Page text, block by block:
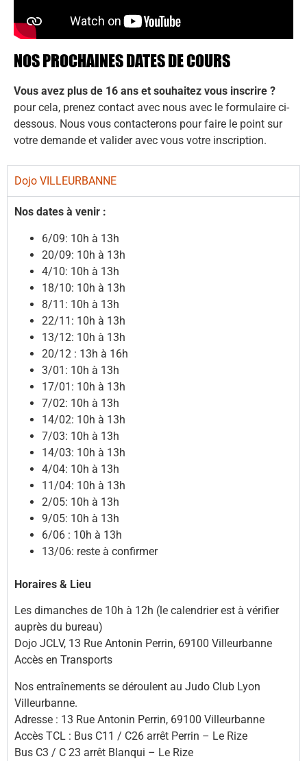
NOS PROCHAINES DATES DE COURS
Vous avez plus de 16 ans et souhaitez vous inscrire ?
pour cela, prenez contact avec nous avec le formulaire ci-
dessous. Nous vous contacterons pour faire le point sur
votre demande et valider avec vous votre inscription.
Dojo VILLEURBANNE
Nos dates à venir :
6/09: 10h à 13h
20/09: 10h à 13h
4/10: 10h à 13h
18/10: 10h à 13h
8/11: 10h à 13h
22/11: 10h à 13h
13/12: 10h à 13h
20/12 : 13h à 16h
3/01: 10h à 13h
17/01: 10h à 13h
7/02: 10h à 13h
14/02: 10h à 13h
7/03: 10h à 13h
14/03: 10h à 13h
4/04: 10h à 13h
11/04: 10h à 13h
2/05: 10h à 13h
9/05: 10h à 13h
6/06 : 10h à 13h
13/06: reste à confirmer
Horaires & Lieu
Les dimanches de 10h à 12h (le calendrier est à vérifier
auprès du bureau)
Dojo JCLV, 13 Rue Antonin Perrin, 69100 Villeurbanne
Accès en Transports
Nos entraînements se déroulent au Judo Club Lyon
Villeurbanne.
Adresse : 13 Rue Antonin Perrin, 69100 Villeurbanne
Accès TCL : Bus C11 / C26 arrêt Perrin – Le Rize
Bus C3 / C 23 arrêt Blanqui – Le Rize